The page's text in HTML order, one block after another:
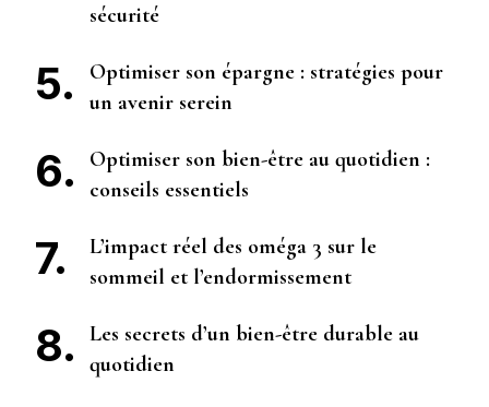
sécurité
Optimiser son épargne : stratégies pour
un avenir serein
Optimiser son bien-être au quotidien :
conseils essentiels
L’impact réel des oméga 3 sur le
sommeil et l’endormissement
Les secrets d’un bien-être durable au
quotidien